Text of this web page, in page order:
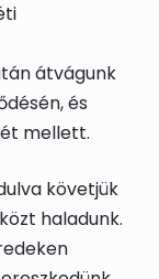
átvágunk
és
mellett.
követjük
haladunk.